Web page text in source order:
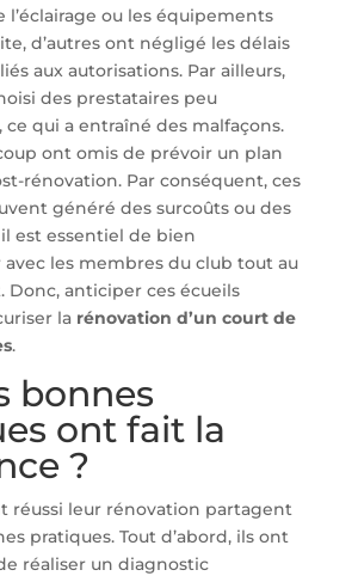
l’éclairage ou les équipements
d’autres ont négligé les délais
aux autorisations. Par ailleurs,
des prestataires peu
qui a entraîné des malfaçons.
ont omis de prévoir un plan
rénovation. Par conséquent, ces
généré des surcoûts ou des
est essentiel de bien
les membres du club tout au
Donc, anticiper ces écueils
la rénovation d’un court de
.
bonnes
ont fait la
?
réussi leur rénovation partagent
pratiques. Tout d’abord, ils ont
réaliser un diagnostic